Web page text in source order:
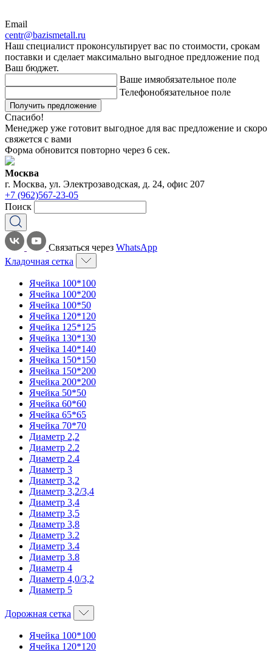
Email
centr@bazismetall.ru
Наш специалист проконсультирует вас по стоимости, срокам
поставки и сделает максимально выгодное предложение под
Ваш бюджет.
Ваше имяобязательное поле
Телефонобязательное поле
Получить предложение
Спасибо!
Менеджер уже готовит выгодное для вас предложение и скоро
свяжется с вами
Форма обновится повторно через 6 сек.
Москва
г. Москва, ул. Электрозаводская, д. 24, офис 207
+7 (962)567-23-05
Поиск
Связаться через WhatsApp
Кладочная сетка
Ячейка 100*100
Ячейка 100*200
Ячейка 100*50
Ячейка 120*120
Ячейка 125*125
Ячейка 130*130
Ячейка 140*140
Ячейка 150*150
Ячейка 150*200
Ячейка 200*200
Ячейка 50*50
Ячейка 60*60
Ячейка 65*65
Ячейка 70*70
Диаметр 2,2
Диаметр 2.2
Диаметр 2.4
Диаметр 3
Диаметр 3,2
Диаметр 3,2/3,4
Диаметр 3,4
Диаметр 3,5
Диаметр 3,8
Диаметр 3.2
Диаметр 3.4
Диаметр 3.8
Диаметр 4
Диаметр 4,0/3,2
Диаметр 5
Дорожная сетка
Ячейка 100*100
Ячейка 120*120